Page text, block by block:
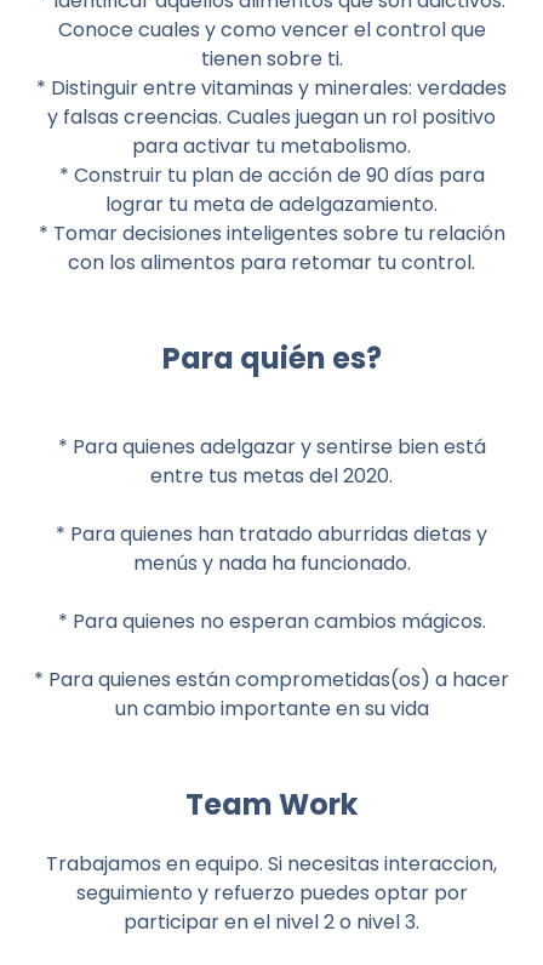
Conoce cuales y como vencer el control que
tienen sobre ti.
* Distinguir entre vitaminas y minerales: verdades
y falsas creencias. Cuales juegan un rol positivo
para activar tu metabolismo.
* Construir tu plan de acción de 90 días para
lograr tu meta de adelgazamiento.
* Tomar decisiones inteligentes sobre tu relación
con los alimentos para retomar tu control.
Para quién es?
* Para quienes adelgazar y sentirse bien está
entre tus metas del 2020.
* Para quienes han tratado aburridas dietas y
menús y nada ha funcionado.
* Para quienes no esperan cambios mágicos.
* Para quienes están comprometidas(os) a hacer
un cambio importante en su vida
Team Work
Trabajamos en equipo. Si necesitas interaccion,
seguimiento y refuerzo puedes optar por
participar en el nivel 2 o nivel 3.